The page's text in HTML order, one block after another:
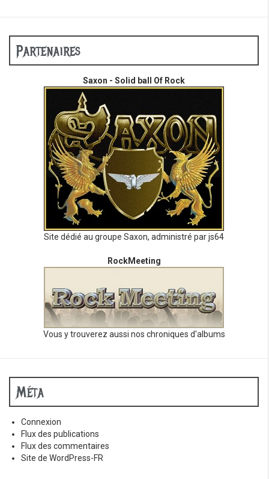
Partenaires
Saxon - Solid ball Of Rock
Site dédié au groupe Saxon, administré par js64
RockMeeting
Vous y trouverez aussi nos chroniques d'albums
Méta
Connexion
Flux des publications
Flux des commentaires
Site de WordPress-FR